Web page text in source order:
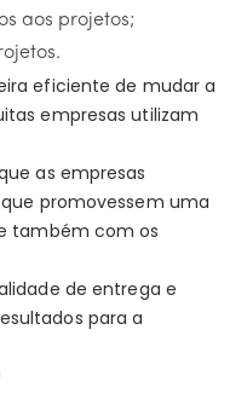
aos projetos;
eficiente de mudar a
empresas utilizam
as empresas
promovessem uma
também com os
de entrega e
para a